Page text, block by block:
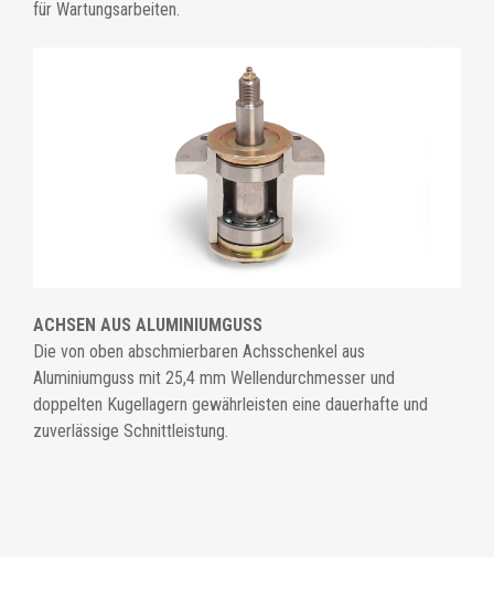
für Wartungsarbeiten.
ACHSEN AUS ALUMINIUMGUSS
Die von oben abschmierbaren Achsschenkel aus
Aluminiumguss mit 25,4 mm Wellendurchmesser und
doppelten Kugellagern gewährleisten eine dauerhafte und
zuverlässige Schnittleistung.